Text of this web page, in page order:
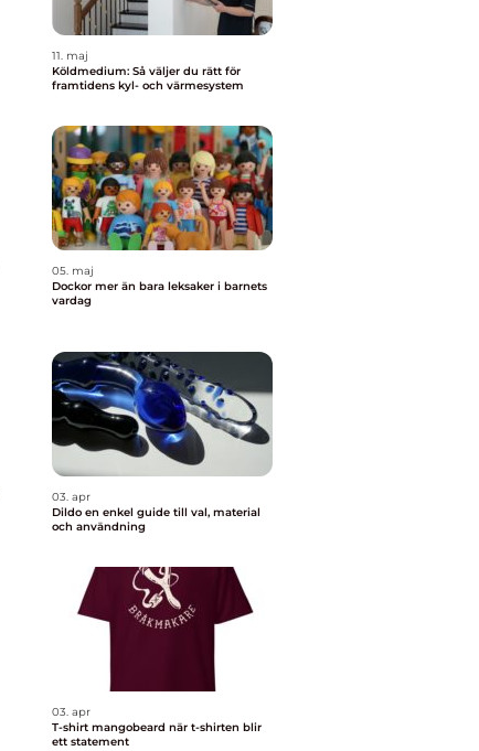
11. maj
Köldmedium: Så väljer du rätt för
framtidens kyl- och värmesystem
05. maj
Dockor mer än bara leksaker i barnets
vardag
03. apr
Dildo en enkel guide till val, material
och användning
03. apr
T-shirt mangobeard när t-shirten blir
ett statement